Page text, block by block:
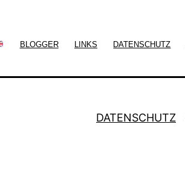
BLOGGER LINKS DATENSCHUTZ
DATENSCHUTZ